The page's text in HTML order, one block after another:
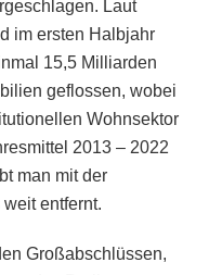
Laut
im ersten Halbjahr
15,5 Milliarden
geflossen, wobei
Wohnsektor
2013 – 2022
man mit der
entfernt.
Großabschlüssen,